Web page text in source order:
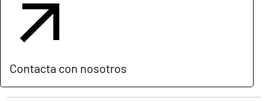
Contacta con nosotros